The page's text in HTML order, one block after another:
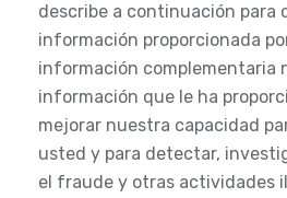
describe a continuación para
información proporcionada
información complementaria
información que le ha
mejorar nuestra capacidad
usted y para detectar,
el fraude y otras actividades